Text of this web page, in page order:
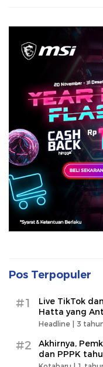
Pos Terpopuler
#1
Live TikTok
Hatta yang
Headline | 3
#2
Akhirnya,
dan PPPK